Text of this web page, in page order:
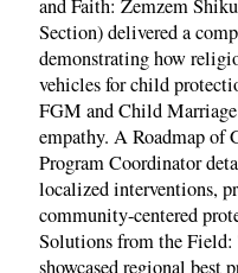
and Faith: Zemzem
Section) delivered a
demonstrating how
vehicles for child
FGM and Child
empathy. A Roadmap of
Program Coordinator
localized interventions,
community-centered
Solutions from the
showcased regional best